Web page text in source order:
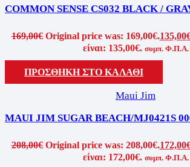
COMMON SENSE CS032 BLACK /
169,00€ Original price was: 169,00€.135,00
είναι: 135,00€. συμπ. Φ.Π.Α.
ΠΡΟΣΘΗΚΗ ΣΤΟ ΚΑΛΑΘΙ
Maui Jim
MAUI JIM SUGAR BEACH/MJ0421S
208,00€ Original price was: 208,00€.172,00
είναι: 172,00€. συμπ. Φ.Π.Α.